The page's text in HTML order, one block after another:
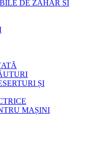
DE ZAHAR SI
ȘI
MAȘINI